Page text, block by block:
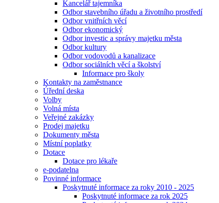
Kancelář tajemníka
Odbor stavebního úřadu a životního prostředí
Odbor vnitřních věcí
Odbor ekonomický
Odbor investic a správy majetku města
Odbor kultury
Odbor vodovodů a kanalizace
Odbor sociálních věcí a školství
Informace pro školy
Kontakty na zaměstnance
Úřední deska
Volby
Volná místa
Veřejné zakázky
Prodej majetku
Dokumenty města
Místní poplatky
Dotace
Dotace pro lékaře
e-podatelna
Povinné informace
Poskytnuté informace za roky 2010 - 2025
Poskytnuté informace za rok 2025